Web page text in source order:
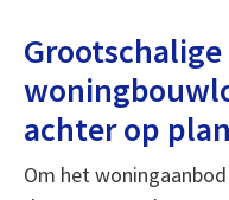
Grootschalige
achter op
Om het